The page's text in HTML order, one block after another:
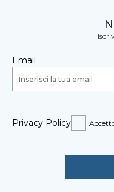
Email
Privacy Policy